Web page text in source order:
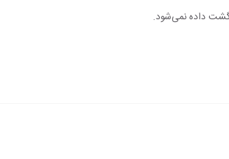
داده نمی‌شود.